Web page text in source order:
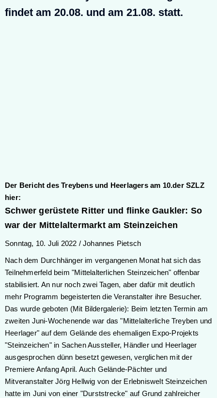
findet am 20.08. und am 21.08. statt.
Der Bericht des Treybens und Heerlagers am 10.der SZLZ
hier:
Schwer gerüstete Ritter und flinke Gaukler: So
war der Mittelaltermarkt am Steinzeichen
Sonntag, 10. Juli 2022 / Johannes Pietsch
Nach dem Durchhänger im vergangenen Monat hat sich das
Teilnehmerfeld beim "Mittelalterlichen Steinzeichen" offenbar
stabilisiert. An nur noch zwei Tagen, aber dafür mit deutlich
mehr Programm begeisterten die Veranstalter ihre Besucher.
Das wurde geboten (Mit Bildergalerie): Beim letzten Termin am
zweiten Juni-Wochenende war das "Mittelalterliche Treyben und
Heerlager" auf dem Gelände des ehemaligen Expo-Projekts
"Steinzeichen" in Sachen Aussteller, Händler und Heerlager
ausgesprochen dünn besetzt gewesen, verglichen mit der
Premiere Anfang April. Auch Gelände-Pächter und
Mitveranstalter Jörg Hellwig von der Erlebniswelt Steinzeichen
hatte im Juni von einer "Durststrecke" auf Grund zahlreicher